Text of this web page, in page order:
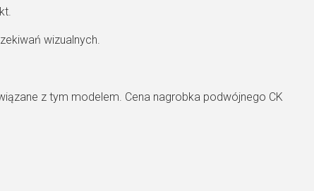
wizualnych.
z tym modelem. Cena nagrobka podwójnego CK